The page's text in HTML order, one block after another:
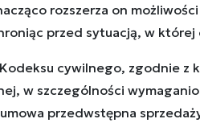
rozszerza on
przed sytuacją, w której
cywilnego, zgodnie z
w szczególności
przedwstępna